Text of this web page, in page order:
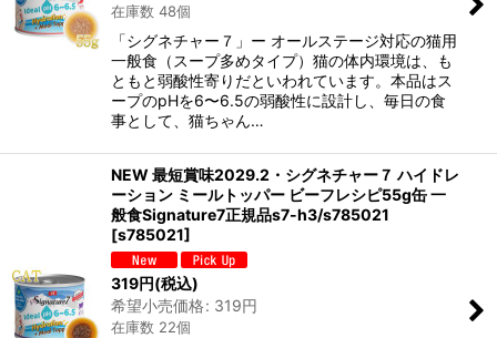
在庫数 48個
「シグネチャー７」ー オールステージ対応の猫用
一般食（スープ多めタイプ）猫の体内環境は、も
ともと弱酸性寄りだといわれています。本品はス
ープのpHを6〜6.5の弱酸性に設計し、毎日の食
事として、猫ちゃん…
NEW 最短賞味2029.2・シグネチャー７ ハイドレ
ーション ミールトッパー ビーフレシピ55g缶 一
般食Signature7正規品s7-h3/s785021
[s785021]
319円(税込)
希望小売価格: 319円
在庫数 22個